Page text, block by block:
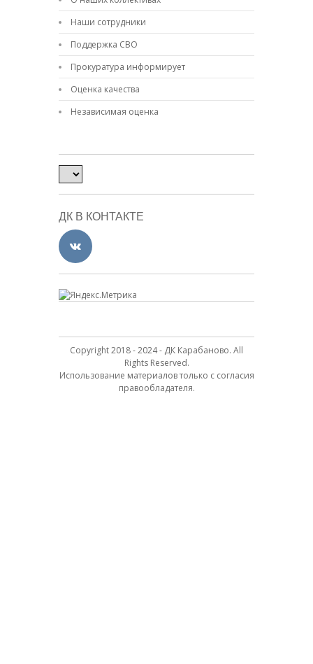
Наши сотрудники
Поддержка СВО
Прокуратура информирует
Оценка качества
Независимая оценка
ДК В КОНТАКТЕ
Copyright 2018 - 2024 - ДК Карабаново. All
Rights Reserved.
Использование материалов только с согласия
правообладателя.